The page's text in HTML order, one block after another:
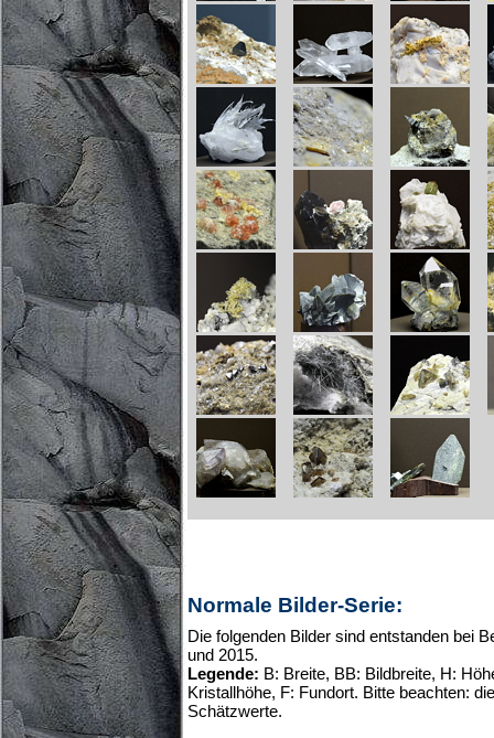
Normale Bilder-Serie:
Die folgenden Bilder sind entstanden bei
und 2015.
Legende: B: Breite, BB: Bildbreite, H:
Kristallhöhe, F: Fundort. Bitte beachten:
Schätzwerte.